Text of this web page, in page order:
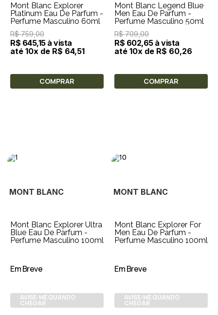
Mont Blanc Explorer
Platinum Eau De Parfum -
Perfume Masculino 60ml
R$ 759,00
R$ 645,15 à vista
até 10x de R$ 64,51
COMPRAR
Mont Blanc Legend Blue
Men Eau De Parfum -
Perfume Masculino 50ml
R$ 709,00
R$ 602,65 à vista
até 10x de R$ 60,26
COMPRAR
MONT BLANC
Mont Blanc Explorer Ultra
Blue Eau De Parfum -
Perfume Masculino 100ml
Em Breve
AVISE-ME QUANDO
CHEGAR
MONT BLANC
Mont Blanc Explorer For
Men Eau De Parfum -
Perfume Masculino 100ml
Em Breve
AVISE-ME QUANDO
CHEGAR